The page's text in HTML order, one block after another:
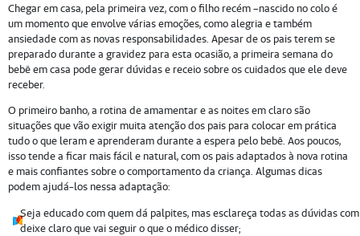
Chegar em casa, pela primeira vez, com o filho recém –nascido no colo é
um momento que envolve várias emoções, como alegria e também
ansiedade com as novas responsabilidades. Apesar de os pais terem se
preparado durante a gravidez para esta ocasião, a primeira semana do
bebê em casa pode gerar dúvidas e receio sobre os cuidados que ele deve
receber.
O primeiro banho, a rotina de amamentar e as noites em claro são
situações que vão exigir muita atenção dos pais para colocar em prática
tudo o que leram e aprenderam durante a espera pelo bebê. Aos poucos,
isso tende a ficar mais fácil e natural, com os pais adaptados à nova rotina
e mais confiantes sobre o comportamento da criança. Algumas dicas
podem ajudá-los nessa adaptação:
Seja educado com quem dá palpites, mas esclareça todas as dúvidas
deixe claro que vai seguir o que o médico disser;